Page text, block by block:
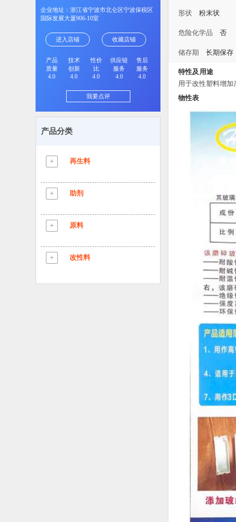
企业地址：浙江省宁波市北仑区宁波保税区
国际发展大厦906-10室
进入店铺 收藏店铺
产品
质量
4.0
技术
创新
4.0
性价
比
4.0
供应链
服务
4.0
售后
服务
4.0
我要点评
产品分类
+ 再生料
ABS再生粒
HIPS再生粒
ABS副牌料
+ 助剂
增韧剂
抗氧剂168
+ 原料
+ 改性料
ABS
形状 粉末状
危险化学品 否
储存期 长期保存
特性及用途
用于改性塑料增加
物性表